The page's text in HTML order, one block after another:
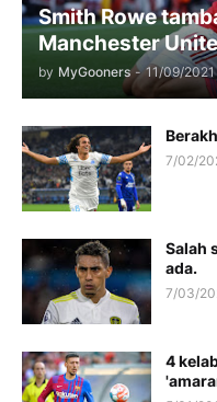
Smith Rowe
Manchester
by MyGooners - 11/09/
7/02/
Salah
ada.
7/03/
4